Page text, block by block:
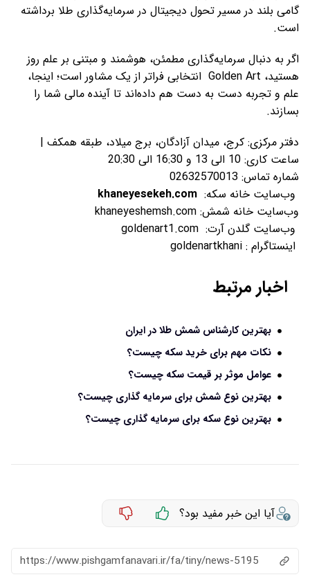
گامی بلند در مسیر تحول دیجیتال در سرمایه‌گذاری طلا برداشته
است.
اگر به دنبال سرمایه‌گذاری مطمئن، هوشمند و مبتنی بر علم روز
هستید، Golden Art انتخابی فراتر از یک مشاور است؛ اینجا،
علم و تجربه دست به دست هم داده‌اند تا آینده مالی شما را
بسازند.
دفتر مرکزی: کرج، میدان آزادگان، برج میلاد، طبقه همکف |
ساعت کاری: 10 الی 13 و 16:30 الی 20:30
شماره تماس: 02632570013
وب‌سایت خانه سکه: khaneyesekeh.com
وب‌سایت خانه شمش: khaneyeshemsh.com
وب‌سایت گلدن آرت: goldenart1.com
اینستاگرام : goldenartkhani
اخبار مرتبط
بهترین کارشناس شمش طلا در ایران
نکات مهم برای خرید سکه چیست؟
عوامل موثر بر قیمت سکه چیست؟
بهترین نوع شمش برای سرمایه‌ گذاری چیست؟
بهترین نوع سکه برای سرمایه‌ گذاری چیست؟
آیا این خبر مفید بود؟
https://www.pishgamfanavari.ir/fa/tiny/news-5195